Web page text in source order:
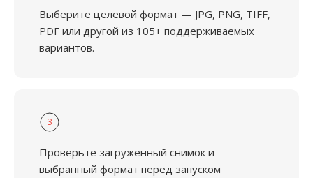
Выберите целевой формат — JPG, PNG, TIFF,
PDF или другой из 105+ поддерживаемых
вариантов.
3
Проверьте загруженный снимок и
выбранный формат перед запуском